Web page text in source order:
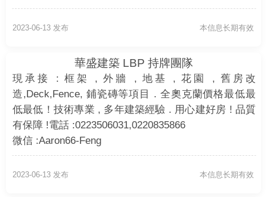
本信息长期有效
2023-06-13 发布
華盛建築 LBP 持牌團隊
現承接 : 框架 , 外牆 , 地基 , 花園 , 舊房改
造,Deck,Fence, 鋪瓷磚等項目 . 全奧克蘭價格最低最
低最低！技術專業 , 多年建築經驗 . 用心建好房 ! 品質
有保障 !電話 :0223506031,0220835866
微信 :Aaron66-Feng
本信息长期有效
2023-06-13 发布